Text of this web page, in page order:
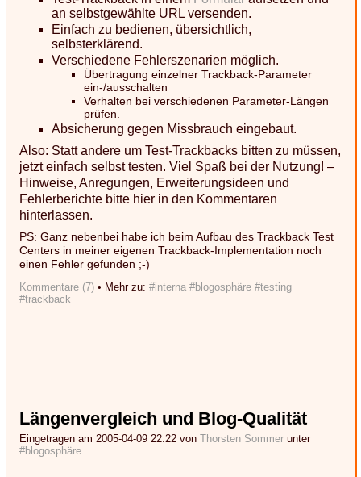
an selbstgewählte URL versenden.
Einfach zu bedienen, übersichtlich,
selbsterklärend.
Verschiedene Fehlerszenarien möglich.
Übertragung einzelner Trackback-Parameter
ein-/ausschalten
Verhalten bei verschiedenen Parameter-Längen
prüfen.
Absicherung gegen Missbrauch eingebaut.
Also: Statt andere um Test-Trackbacks bitten zu müssen,
jetzt einfach selbst testen. Viel Spaß bei der Nutzung! –
Hinweise, Anregungen, Erweiterungsideen und
Fehlerberichte bitte hier in den Kommentaren
hinterlassen.
PS: Ganz nebenbei habe ich beim Aufbau des Trackback Test
Centers in meiner eigenen Trackback-Implementation noch
einen Fehler gefunden ;-)
Kommentare (7) • Mehr zu: #interna #blogosphäre #testing
#trackback
Längenvergleich und Blog-Qualität
Eingetragen am 2005-04-09 22:22 von Thorsten Sommer unter
#blogosphäre